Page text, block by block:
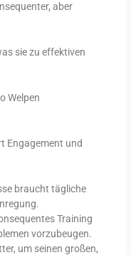
aber
sie zu effektiven
Welpen
Engagement und
braucht tägliche
Training
vorzubeugen.
um seinen großen,